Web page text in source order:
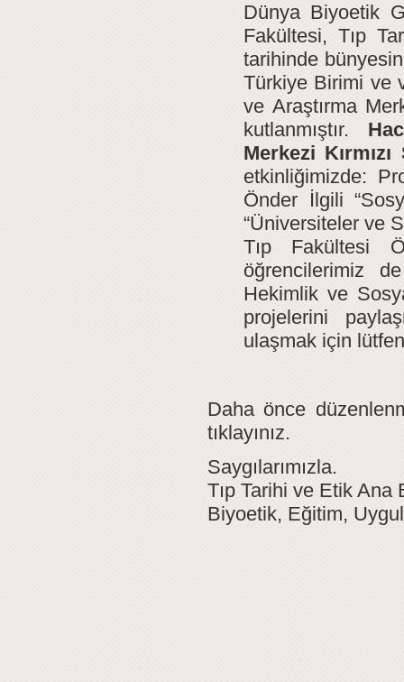
Dünya Biyoetik
Fakültesi, Tıp
tarihinde
Türkiye Birimi ve
ve Araştırma
kutlanmıştır.
Merkezi
etkinliğimizde:
Önder İlgili
“Üniversiteler ve
Tıp Fakültesi
öğrencilerimiz
Hekimlik ve
projelerini
ulaşmak için
Daha önce
tıklayınız.
Saygılarımızla.
Tıp Tarihi ve Etik Ana
Biyoetik, Eğitim,